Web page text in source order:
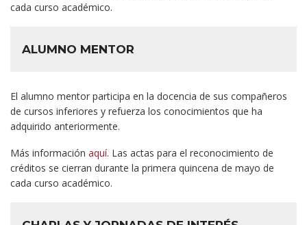
cada curso académico.
ALUMNO MENTOR
El alumno mentor participa en la docencia de sus compañeros
de cursos inferiores y refuerza los conocimientos que ha
adquirido anteriormente.
Más información aquí. Las actas para el reconocimiento de
créditos se cierran durante la primera quincena de mayo de
cada curso académico.